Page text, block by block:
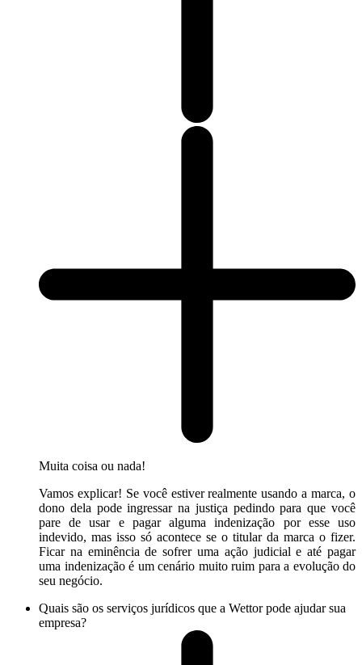
Muita coisa ou nada!
Vamos explicar! Se você estiver realmente usando a marca, o
dono dela pode ingressar na justiça pedindo para que você
pare de usar e pagar alguma indenização por esse uso
indevido, mas isso só acontece se o titular da marca o fizer.
Ficar na eminência de sofrer uma ação judicial e até pagar
uma indenização é um cenário muito ruim para a evolução do
seu negócio.
Quais são os serviços jurídicos que a Wettor pode ajudar sua
empresa?